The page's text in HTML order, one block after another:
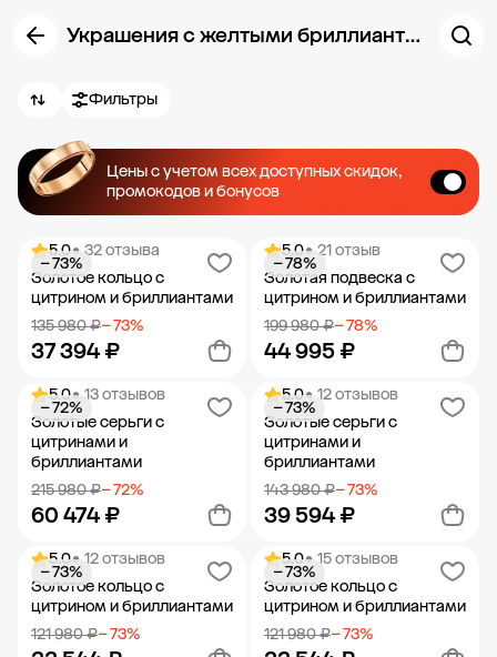
Украшения с желтыми бриллиантами
Фильтры
Цены с учетом всех доступных скидок,
промокодов и бонусов
5.0• 32 отзыва
Золотое кольцо с
цитрином и бриллиантами
135 980 ₽− 73%
37 394 ₽
− 73%
Добавить в корзину
5.0• 21 отзыв
Золотая подвеска с
цитрином и бриллиантами
199 980 ₽− 78%
44 995 ₽
− 78%
Добавить в корзину
5.0• 13 отзывов
Золотые серьги с
цитринами и
бриллиантами
215 980 ₽− 72%
60 474 ₽
− 72%
Добавить в корзину
5.0• 12 отзывов
Золотые серьги с
цитринами и
бриллиантами
143 980 ₽− 73%
39 594 ₽
− 73%
Добавить в корзину
5.0• 12 отзывов
Золотое кольцо с
цитрином и бриллиантами
121 980 ₽− 73%
− 73%
5.0• 15 отзывов
Золотое кольцо с
цитрином и бриллиантами
121 980 ₽− 73%
− 73%